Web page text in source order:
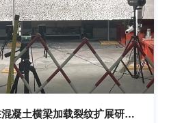
凝土横梁加载裂纹扩展研究